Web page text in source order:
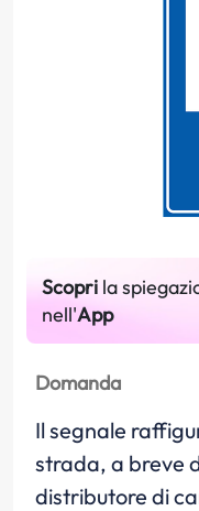
Scopri la
nell'App
Domanda
Il segnale
strada, a breve
distributore di